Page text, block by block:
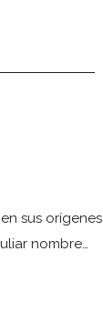
sus orígenes
nombre…